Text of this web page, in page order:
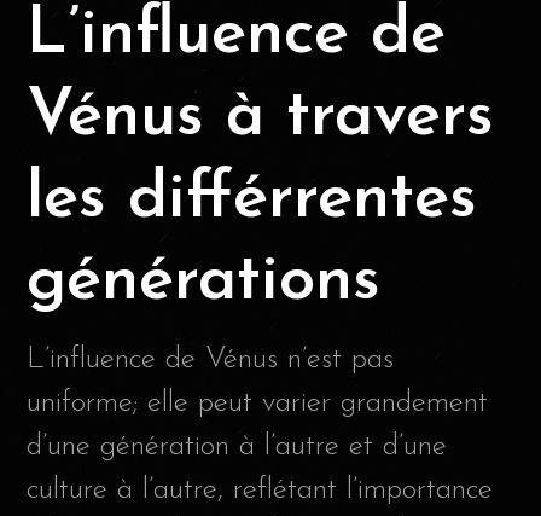
L’influence de
Vénus à travers
les différrentes
générations
L’influence de Vénus n’est pas
uniforme; elle peut varier grandement
d’une génération à l’autre et d’une
culture à l’autre, reflétant l’importance